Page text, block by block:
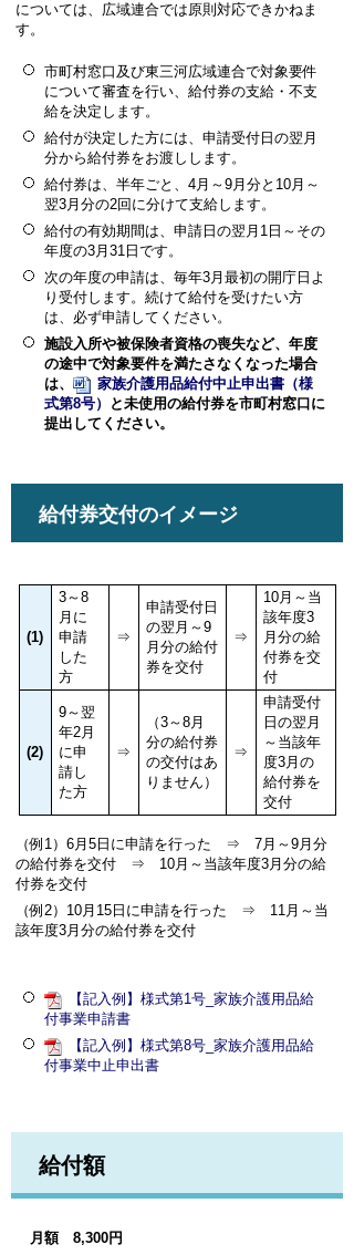
については、広域連合では原則対応できかねま
す。
市町村窓口及び東三河広域連合で対象要件
について審査を行い、給付券の支給・不支
給を決定します。
給付が決定した方には、 申請受付日の翌月
分から給付券をお渡しします。
給付券は、半年ごと、4月～9月分と10月～
翌3月分の2回に分けて支給します。
給付の有効期間は、申請日の翌月1日～その
年度の3月31日です。
次の年度の申請は、 毎年3月最初の開庁日よ
り受付します。続けて給付を受けたい方
は、必ず申請してください。
施設入所や被保険者資格の喪失など、年度
の途中で対象要件を満たさなくなった場合
は、
家族介護用品給付中止申出書（様
式第8号）
と未使用の給付券を市町村窓口に
提出してください。
給付券交付のイメージ
(1)
3～8
月に
申請
した
方
⇒
申請受付日
の翌月～9
月分の給付
券を交付
⇒
10月～当
該年度3
月分の給
付券を交
付
(2)
9～翌
年2月
に申
請し
た方
⇒
（3～8月
分の給付券
の交付はあ
りません）
⇒
申請受付
日の翌月
～当該年
度3月の
給付券を
交付
（例1）6月5日に申請を行った ⇒ 7月～9月分
の給付券を交付 ⇒ 10月～当該年度3月分の給
付券を交付
（例2）10月15日に申請を行った ⇒ 11月～当
該年度3月分の給付券を交付
【記入例】様式第1号_家族介護用品給
付事業申請書
【記入例】様式第8号_家族介護用品給
付事業中止申出書
給付額
月額 8,300円